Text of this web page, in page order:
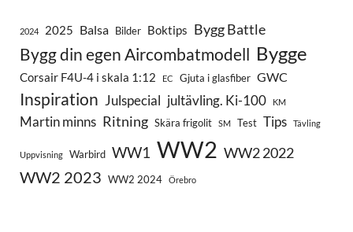
2024 2025 Balsa Bilder Boktips Bygg Battle
Bygg din egen Aircombatmodell Bygge
Corsair F4U-4 i skala 1:12 EC Gjuta i glasfiber GWC
Inspiration Julspecial jultävling. Ki-100 KM
Martin minns Ritning Skära frigolit SM Test Tips Tävling
Uppvisning Warbird WW1 WW2 WW2 2022
WW2 2023 WW2 2024 Örebro